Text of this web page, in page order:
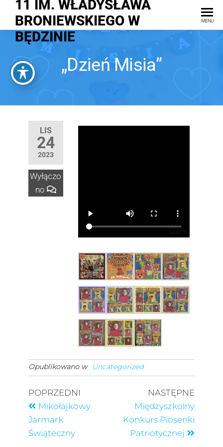
11 IM. WŁADYSŁAWA
BRONIEWSKIEGO W
BĘDZINIE
MENU
„Dzień Misia”
LIS
24
2023
Wyłączo
no
Opublikowano w Uncategorized
POPRZEDNI
Mikołajkowy
Jarmark
Świąteczny
NASTĘPNE
Międzyszkolny
Konkurs Piosenki
Patriotycznej